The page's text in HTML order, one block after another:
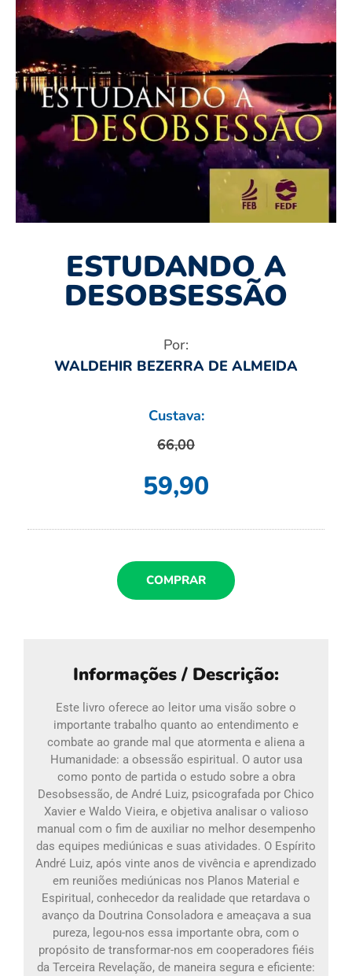
ESTUDANDO A
DESOBSESSÃO
Por:
WALDEHIR BEZERRA DE ALMEIDA
Custava:
66,00
59,90
COMPRAR
Informações / Descrição:
Este livro oferece ao leitor uma visão sobre o
importante trabalho quanto ao entendimento e
combate ao grande mal que atormenta e aliena a
Humanidade: a obsessão espiritual. O autor usa
como ponto de partida o estudo sobre a obra
Desobsessão, de André Luiz, psicografada por Chico
Xavier e Waldo Vieira, e objetiva analisar o valioso
manual com o fim de auxiliar no melhor desempenho
das equipes mediúnicas e suas atividades. O Espírito
André Luiz, após vinte anos de vivência e aprendizado
em reuniões mediúnicas nos Planos Material e
Espiritual, conhecedor da realidade que retardava o
avanço da Doutrina Consoladora e ameaçava a sua
pureza, legou-nos essa importante obra, com o
propósito de transformar-nos em cooperadores fiéis
da Terceira Revelação, de maneira segura e eficiente: